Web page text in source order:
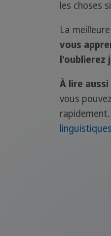
les choses
La
vous
l'oublierez
À lire aussi
vous